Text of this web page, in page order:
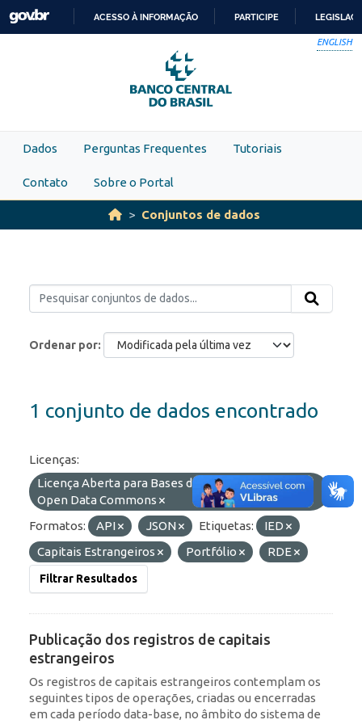
Skip to main content
PARA
O
CONTEÚDO
ACESSO À INFORMAÇÃO PARTICIPE
ENGLISH
Dados Perguntas Frequentes Tutoriais
Contato Sobre o Portal
Conjuntos de dados
Ordenar por
1 conjunto de dados encontrado
Licenças:
Licença Aberta para Bases de Dados (ODbL) do
Open Data Commons
Formatos:
API JSON Etiquetas:
IED
Capitais Estrangeiros
Portfólio RDE
Filtrar Resultados
Publicação dos registros de capitais
estrangeiros
Os registros de capitais estrangeiros contemplam os
seguintes tipos de operações, criadas ou encerradas
em cada período data-base, no âmbito do sistema de